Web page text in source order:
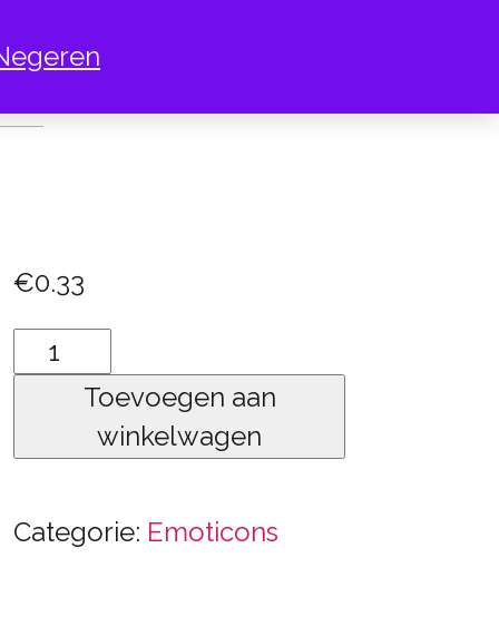
€0.33
Emoticon
knipoogtToevoegen aan
winkelwagen
Categorie: Emoticons